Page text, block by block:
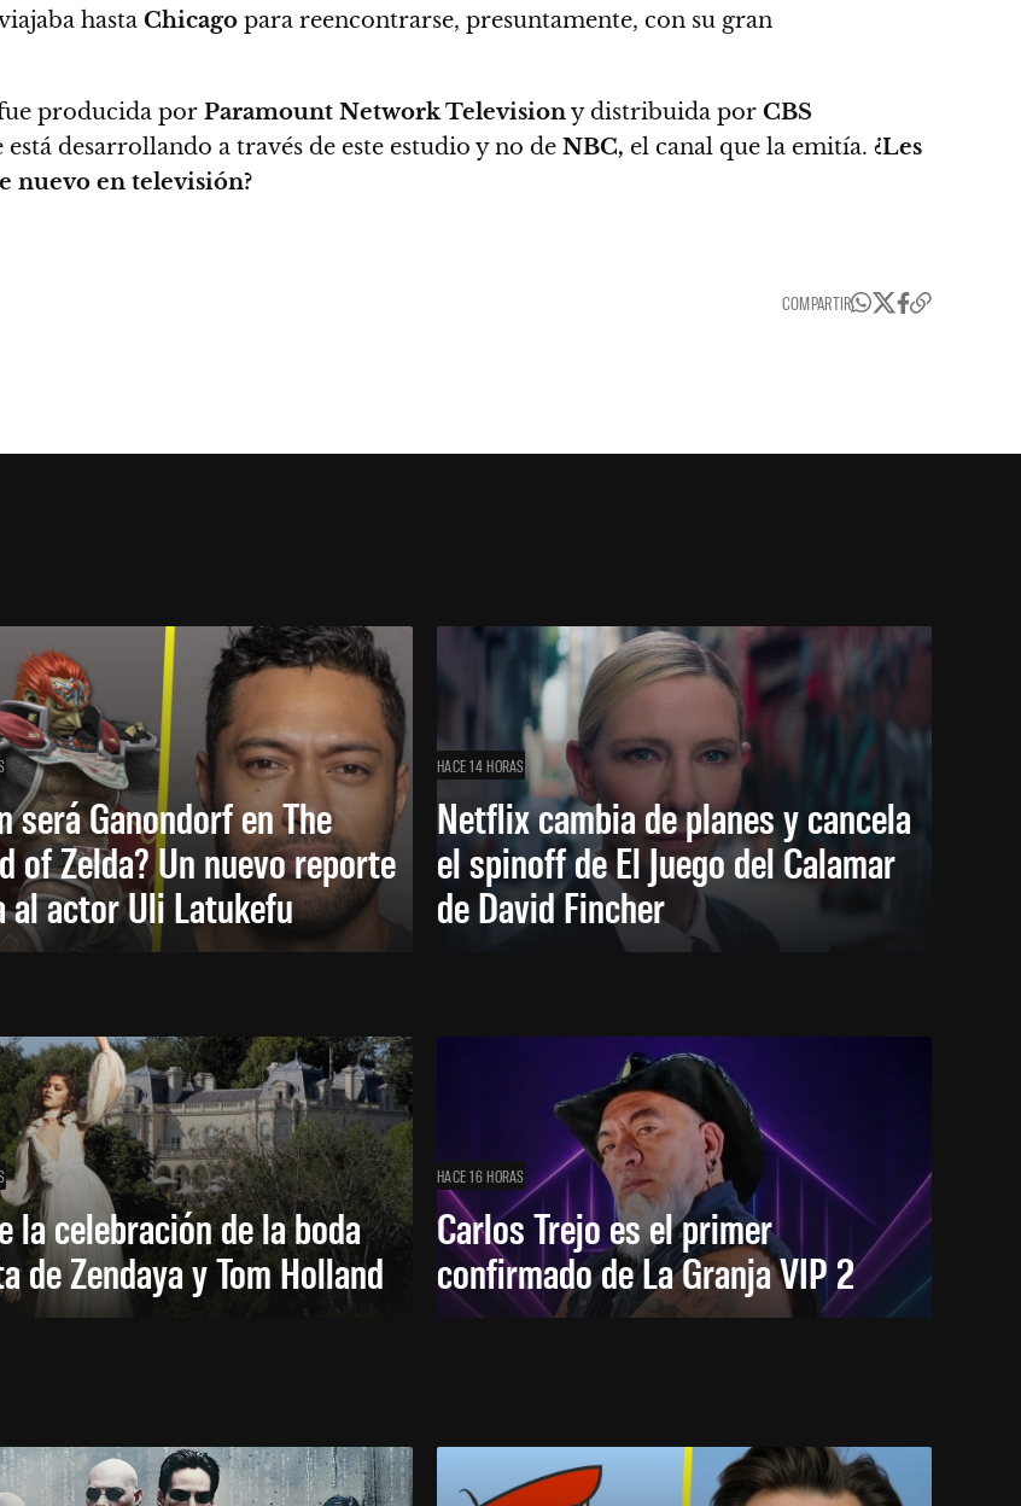
hasta Chicago para reencontrarse, presuntamente, con su gran
producida por Paramount Network Televisiony distribuida por CBS
desarrollando a través de este estudio y no de NBC, el canal que la emitía. ¿Les
nuevo en televisión?
COMPARTIR
será Ganondorf en The
of Zelda? Un nuevo reporte
al actor Uli Latukefu
HACE 14 HORAS
Netflix cambia de planes y cancela
el spinoff de El Juego del Calamar
de David Fincher
la celebración de la boda
de Zendaya y Tom Holland
HACE 16 HORAS
Carlos Trejo es el primer
confirmado de La Granja VIP 2